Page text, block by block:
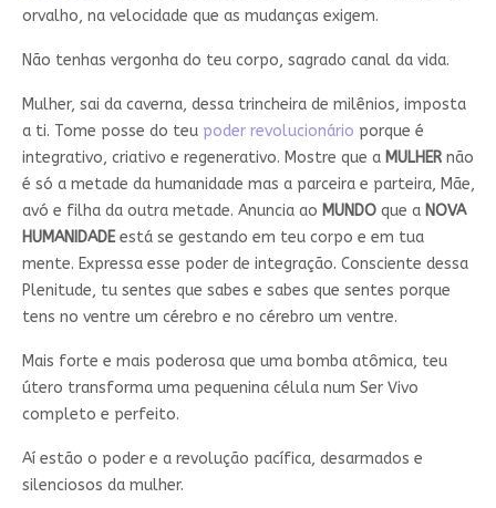
orvalho, na velocidade que as mudanças exigem.
Não tenhas vergonha do teu corpo, sagrado canal da vida.
Mulher, sai da caverna, dessa trincheira de milênios, imposta
a ti. Tome posse do teu poder revolucionário porque é
integrativo, criativo e regenerativo. Mostre que a MULHERnão
é só a metade da humanidade mas a parceira e parteira, Mãe,
avó e filha da outra metade. Anuncia ao MUNDOque a NOVA
HUMANIDADEestá se gestando em teu corpo e em tua
mente. Expressa esse poder de integração. Consciente dessa
Plenitude, tu sentes que sabes e sabes que sentes porque
tens no ventre um cérebro e no cérebro um ventre.
Mais forte e mais poderosa que uma bomba atômica, teu
útero transforma uma pequenina célula num Ser Vivo
completo e perfeito.
Aí estão o poder e a revolução pacífica, desarmados e
silenciosos da mulher.